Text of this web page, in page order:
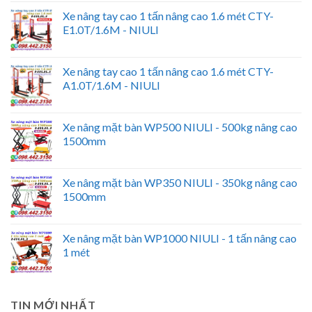
Xe nâng tay cao 1 tấn nâng cao 1.6 mét CTY-
E1.0T/1.6M - NIULI
Xe nâng tay cao 1 tấn nâng cao 1.6 mét CTY-
A1.0T/1.6M - NIULI
Xe nâng mặt bàn WP500 NIULI - 500kg nâng cao
1500mm
Xe nâng mặt bàn WP350 NIULI - 350kg nâng cao
1500mm
Xe nâng mặt bàn WP1000 NIULI - 1 tấn nâng cao
1 mét
TIN MỚI NHẤT